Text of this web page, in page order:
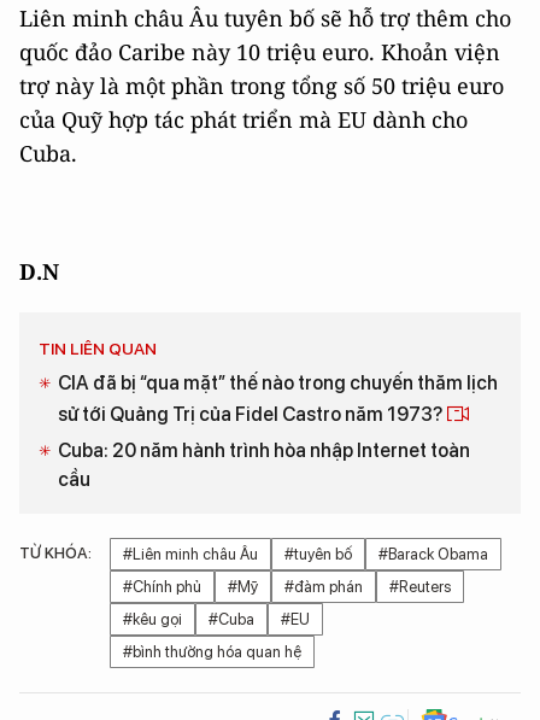
Liên minh châu Âu tuyên bố sẽ hỗ trợ thêm cho
quốc đảo Caribe này 10 triệu euro. Khoản viện
trợ này là một phần trong tổng số 50 triệu euro
của Quỹ hợp tác phát triển mà EU dành cho
Cuba.
D.N
TIN LIÊN QUAN
CIA đã bị “qua mặt” thế nào trong chuyến thăm lịch
sử tới Quảng Trị của Fidel Castro năm 1973?
Cuba: 20 năm hành trình hòa nhập Internet toàn
cầu
TỪ KHÓA: #Liên minh châu Âu #tuyên bố
#Barack Obama
#Chính phủ
#Mỹ #đàm phán
#Reuters
#kêu gọi
#Cuba
#EU
#bình thường hóa quan hệ